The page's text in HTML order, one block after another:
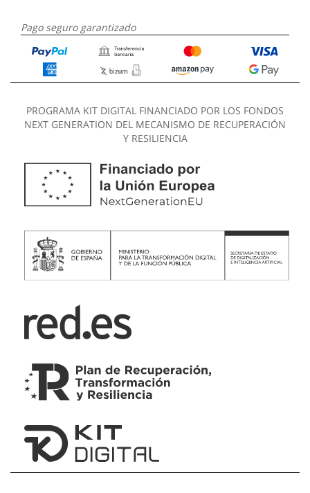
Pago seguro garantizado
PROGRAMA KIT DIGITAL FINANCIADO POR LOS FONDOS
NEXT GENERATION DEL MECANISMO DE RECUPERACIÓN
Y RESILIENCIA